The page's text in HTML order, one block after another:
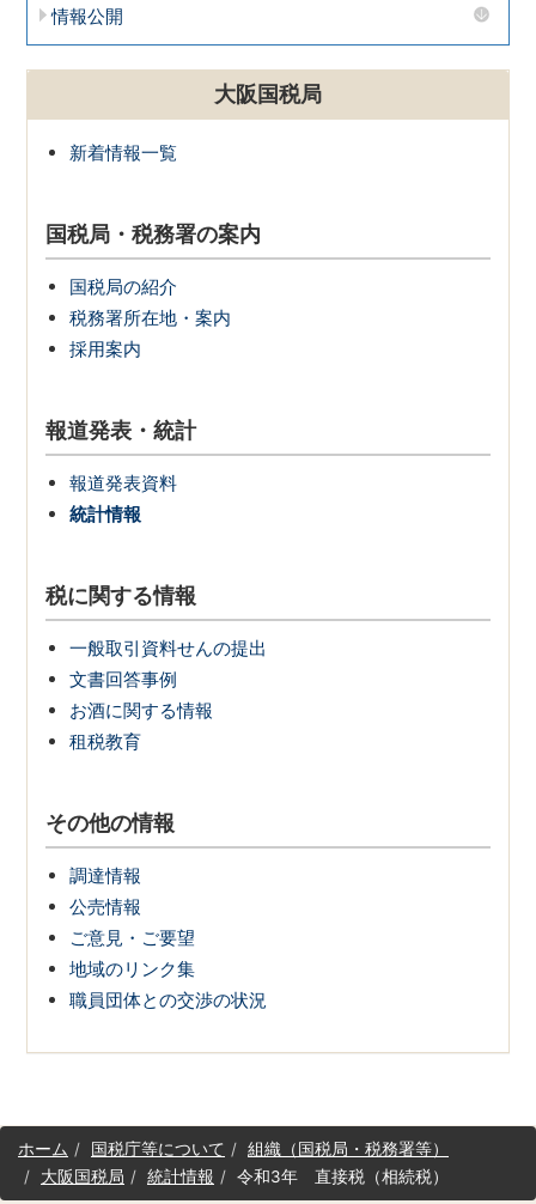
情報公開
大阪国税局
新着情報一覧
国税局・税務署の案内
国税局の紹介
税務署所在地・案内
採用案内
報道発表・統計
報道発表資料
統計情報
税に関する情報
一般取引資料せんの提出
文書回答事例
お酒に関する情報
租税教育
その他の情報
調達情報
公売情報
ご意見・ご要望
地域のリンク集
職員団体との交渉の状況
サ
イホーム 国税庁等について
組織（国税局・税務署等）
大阪国税局
統計情報 令和3年 直接税（相続税）